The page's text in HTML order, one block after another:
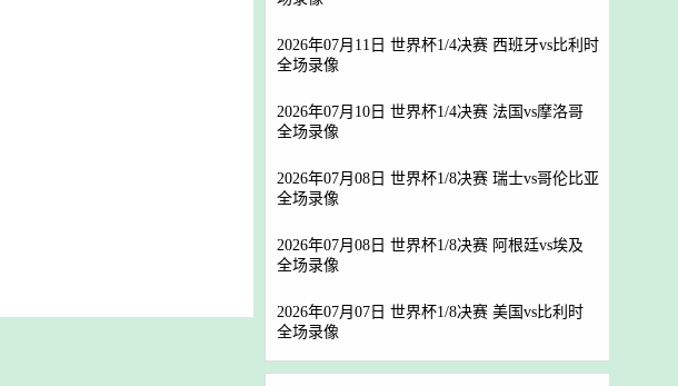
2026年07月11日 世界杯1/4决赛 西班牙vs比利时
全场录像
2026年07月10日 世界杯1/4决赛 法国vs摩洛哥
全场录像
2026年07月08日 世界杯1/8决赛 瑞士vs哥伦比亚
全场录像
2026年07月08日 世界杯1/8决赛 阿根廷vs埃及
全场录像
2026年07月07日 世界杯1/8决赛 美国vs比利时
全场录像